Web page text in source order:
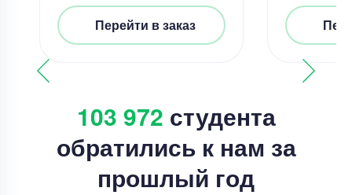
Перейти в заказ
103 972 студента
обратились к нам за
прошлый год